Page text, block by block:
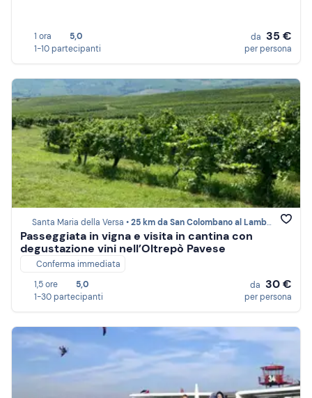
1 ora
5,0
1-10 partecipanti
da 35 €
per persona
Santa Maria della Versa •25 km da San Colombano al Lambro
Passeggiata in vigna e visita in cantina con
degustazione vini nell’Oltrepò Pavese
Conferma immediata
1,5 ore
5,0
1-30 partecipanti
da 30 €
per persona